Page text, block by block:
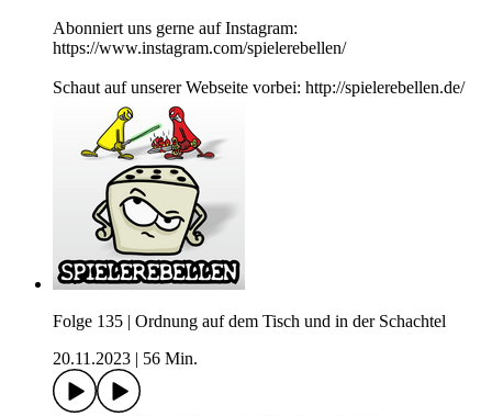
Abonniert uns gerne auf Instagram:
https://www.instagram.com/spielerebellen/
Schaut auf unserer Webseite vorbei: http://spielerebellen.de/
Folge 135 | Ordnung auf dem Tisch und in der Schachtel
20.11.2023
56 Min.